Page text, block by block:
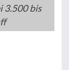
3.500 bis